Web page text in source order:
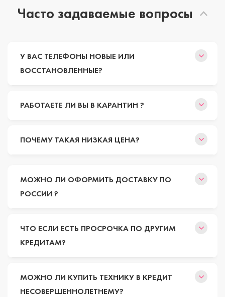
Часто задаваемые вопросы
У ВАС ТЕЛЕФОНЫ НОВЫЕ ИЛИ
ВОССТАНОВЛЕННЫЕ?
РАБОТАЕТЕ ЛИ ВЫ В КАРАНТИН ?
ПОЧЕМУ ТАКАЯ НИЗКАЯ ЦЕНА?
МОЖНО ЛИ ОФОРМИТЬ ДОСТАВКУ ПО
РОССИИ ?
ЧТО ЕСЛИ ЕСТЬ ПРОСРОЧКА ПО ДРУГИМ
КРЕДИТАМ?
МОЖНО ЛИ КУПИТЬ ТЕХНИКУ В КРЕДИТ
НЕСОВЕРШЕННОЛЕТНЕМУ?